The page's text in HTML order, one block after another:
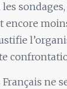
encore
ne